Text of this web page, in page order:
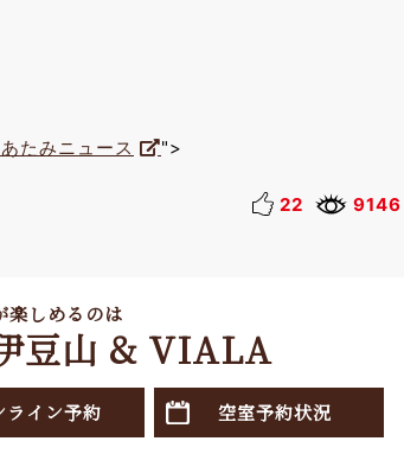
たみニュース ">
22 9146
楽しめるのは
豆山 & VIALA
ライン予約 空室予約状況